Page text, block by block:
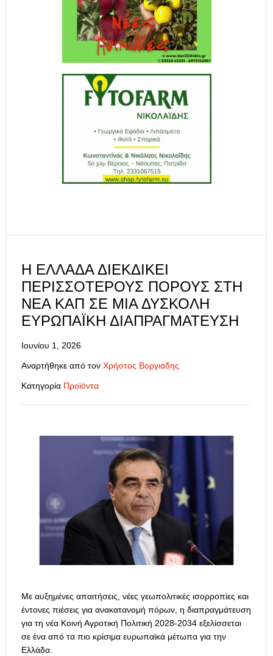
Η ΕΛΛΆΔΑ ΔΙΕΚΔΙΚΕΊ
ΠΕΡΙΣΣΌΤΕΡΟΥΣ ΠΌΡΟΥΣ ΣΤΗ
ΝΈΑ ΚΑΠ ΣΕ ΜΙΑ ΔΎΣΚΟΛΗ
ΕΥΡΩΠΑΪΚΉ ΔΙΑΠΡΑΓΜΆΤΕΥΣΗ
Ιουνίου 1, 2026
Αναρτήθηκε από τον Χρήστος Βοργιάδης
Κατηγορία Προϊόντα
Με αυξημένες απαιτήσεις, νέες γεωπολιτικές ισορροπίες και
έντονες πιέσεις για ανακατανομή πόρων, η διαπραγμάτευση
για τη νέα Κοινή Αγροτική Πολιτική 2028-2034 εξελίσσεται
σε ένα από τα πιο κρίσιμα ευρωπαϊκά μέτωπα για την
Ελλάδα.